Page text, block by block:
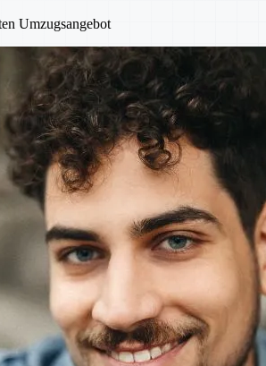
Umzugsangebot